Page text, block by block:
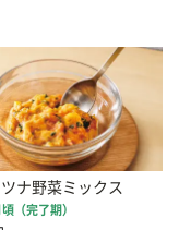
ツナ野菜ミックス
（完了期）